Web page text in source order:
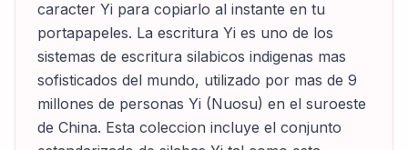
caracter Yi para copiarlo al instante en tu
portapapeles. La escritura Yi es uno de los
sistemas de escritura silabicos indigenas mas
sofisticados del mundo, utilizado por mas de 9
millones de personas Yi (Nuosu) en el suroeste
de China. Esta coleccion incluye el conjunto